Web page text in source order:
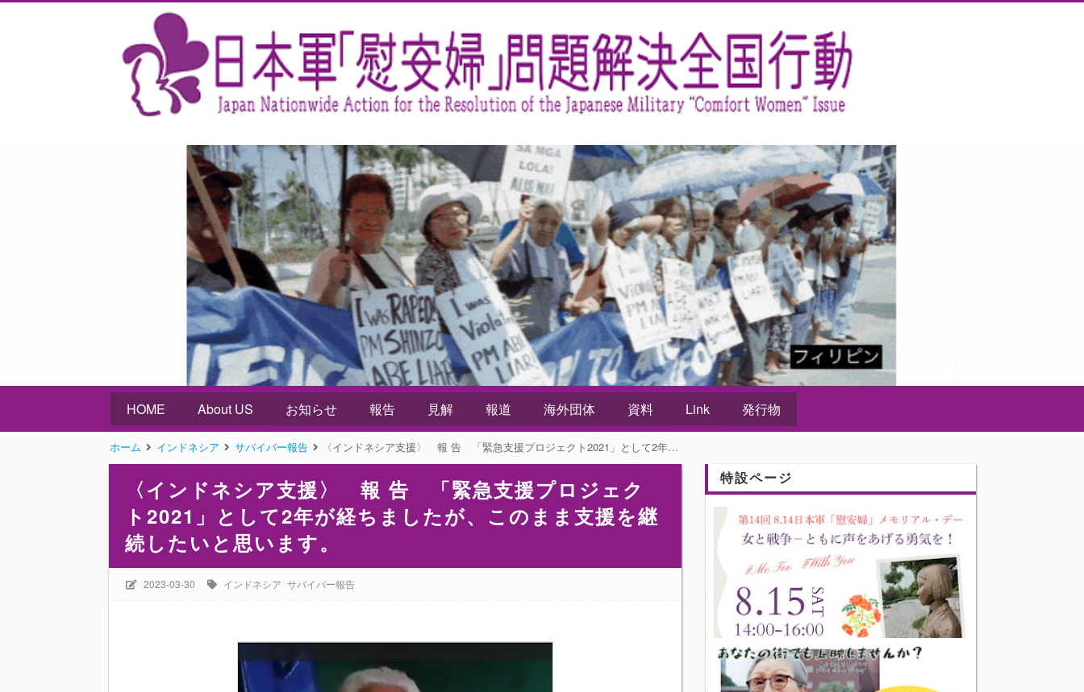
HOME About US お知らせ 報告 見解 報道 海外団体 資料 Link 発行物
ホーム インドネシア サバイバー報告 〈インドネシア支援〉 報 告 「緊急支援プロジェクト2021」として2年が経ちましたが、このまま支援を継続したいと思います。
〈インドネシア支援〉 報 告 「緊急支援プロジェク
ト2021」として2年が経ちましたが、このまま支援を継
続したいと思います。
2023-03-30 インドネシア サバイバー報告
特設ページ